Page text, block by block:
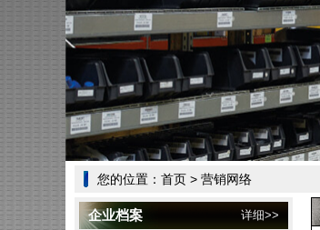
您的位置： 首页 > 营销网络
企业档案 详细>>